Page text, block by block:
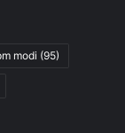
modi (95)